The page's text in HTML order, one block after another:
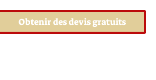
Obtenir des devis gratuits